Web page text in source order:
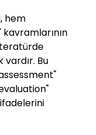
hem
Bu